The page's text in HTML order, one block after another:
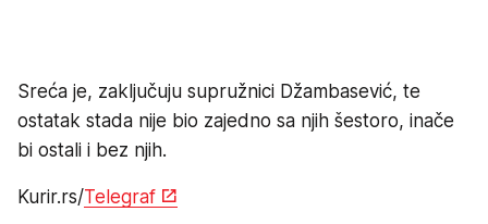
Sreća je, zaključuju supružnici Džambasević, te
ostatak stada nije bio zajedno sa njih šestoro, inače
bi ostali i bez njih.
Kurir.rs/Telegraf